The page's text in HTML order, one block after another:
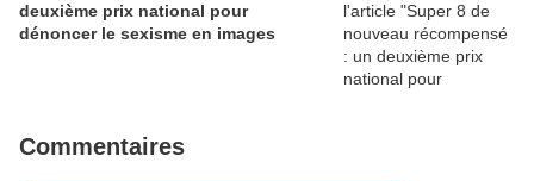
deuxième prix national pour
dénoncer le sexisme en images
Commentaires